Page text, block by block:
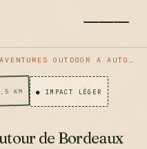
AVENTURES OUTDOOR A AUTOUR DE BORDEAUX
KM ● IMPACT LÉGER
de Bordeaux